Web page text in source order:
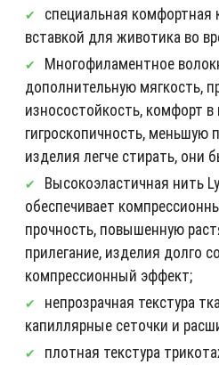
специальная комфортная
вставкой для животика во
Многофиламентное
дополнительную мягкость,
износостойкость, комфорт
гигроскопичность, меньшую
изделия легче стирать, они
Высокоэластичная нить
обеспечивает
прочность, повышенную
прилегание, изделия долго
компрессионный эффект;
непрозрачная текстура
капиллярные сеточки и
плотная текстура